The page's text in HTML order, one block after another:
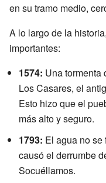
en su tramo medio,
A lo largo de la
importantes:
1574: Una tormenta
Los Casares, el
Esto hizo que el
más alto y seguro.
1793: El agua no
causó el derrumbe
Socuéllamos.